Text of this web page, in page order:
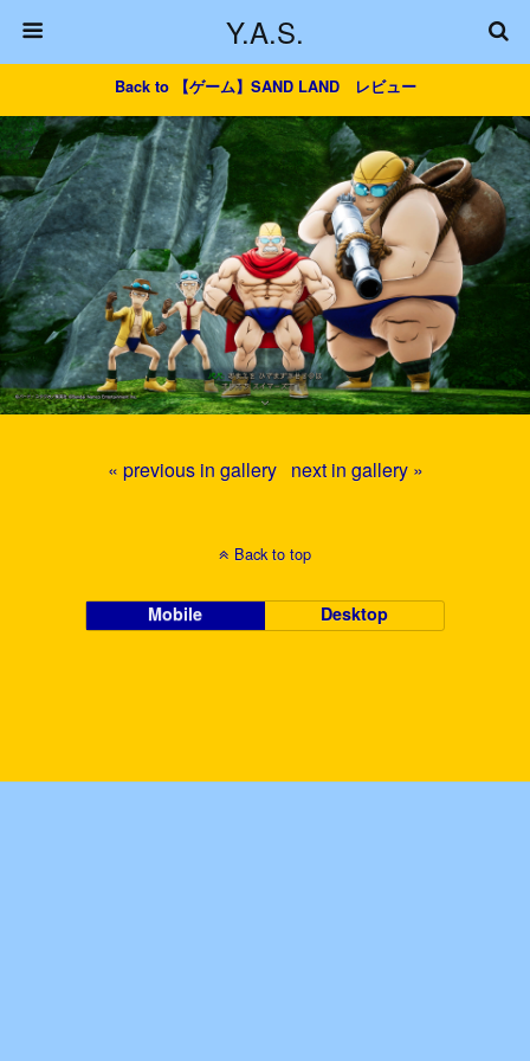
Y.A.S.
Back to 【ゲーム】SAND LAND レビュー
« previous in gallery next in gallery »
Back to top
Mobile Desktop